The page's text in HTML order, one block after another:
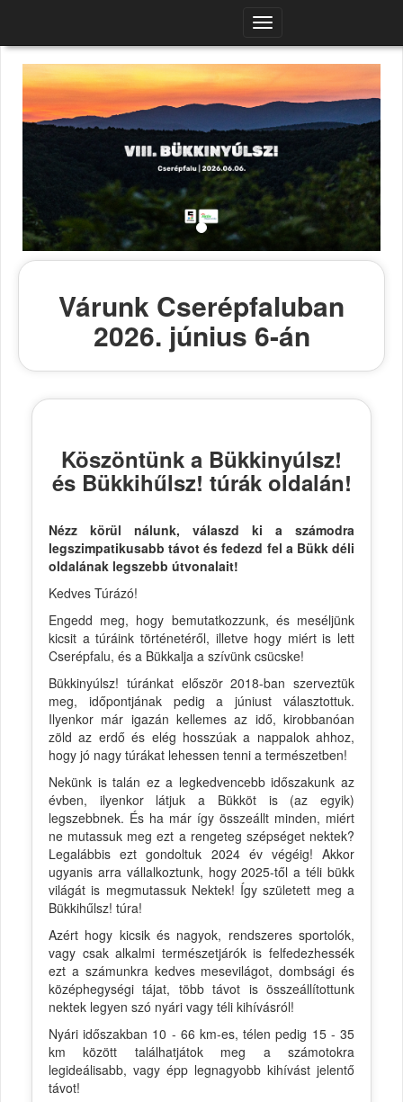
Navigációs
menü
Várunk Cserépfaluban
2026. június 6-án
Köszöntünk a Bükkinyúlsz!
és Bükkihűlsz! túrák oldalán!
Nézz körül nálunk, válaszd ki a számodra
legszimpatikusabb távot és fedezd fel a Bükk déli
oldalának legszebb útvonalait!
Kedves Túrázó!
Engedd meg, hogy bemutatkozzunk, és meséljünk
kicsit a túráink történetéről, illetve hogy miért is lett
Cserépfalu, és a Bükkalja a szívünk csücske!
Bükkinyúlsz! túránkat először 2018-ban szerveztük
meg, időpontjának pedig a júniust választottuk.
Ilyenkor már igazán kellemes az idő, kirobbanóan
zöld az erdő és elég hosszúak a nappalok ahhoz,
hogy jó nagy túrákat lehessen tenni a természetben!
Nekünk is talán ez a legkedvencebb időszakunk az
évben, ilyenkor látjuk a Bükköt is (az egyik)
legszebbnek. És ha már így összeállt minden, miért
ne mutassuk meg ezt a rengeteg szépséget nektek?
Legalábbis ezt gondoltuk 2024 év végéig! Akkor
ugyanis arra vállalkoztunk, hogy 2025-től a téli bükk
világát is megmutassuk Nektek! Így született meg a
Bükkihűlsz! túra!
Azért hogy kicsik és nagyok, rendszeres sportolók,
vagy csak alkalmi természetjárók is felfedezhessék
ezt a számunkra kedves mesevilágot, dombsági és
középhegységi tájat, több távot is összeállítottunk
nektek legyen szó nyári vagy téli kihívásról!
Nyári időszakban 10 - 66 km-es, télen pedig 15 - 35
km között találhatjátok meg a számotokra
legideálisabb, vagy épp legnagyobb kihívást jelentő
távot!